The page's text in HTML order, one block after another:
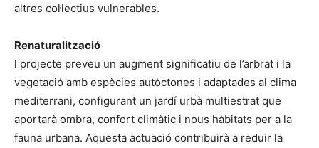
altres col·lectius vulnerables.
Renaturalització
l projecte preveu un augment significatiu de l’arbrat i la
vegetació amb espècies autòctones i adaptades al clima
mediterrani, configurant un jardí urbà multiestrat que
aportarà ombra, confort climàtic i nous hàbitats per a la
fauna urbana. Aquesta actuació contribuirà a reduir la